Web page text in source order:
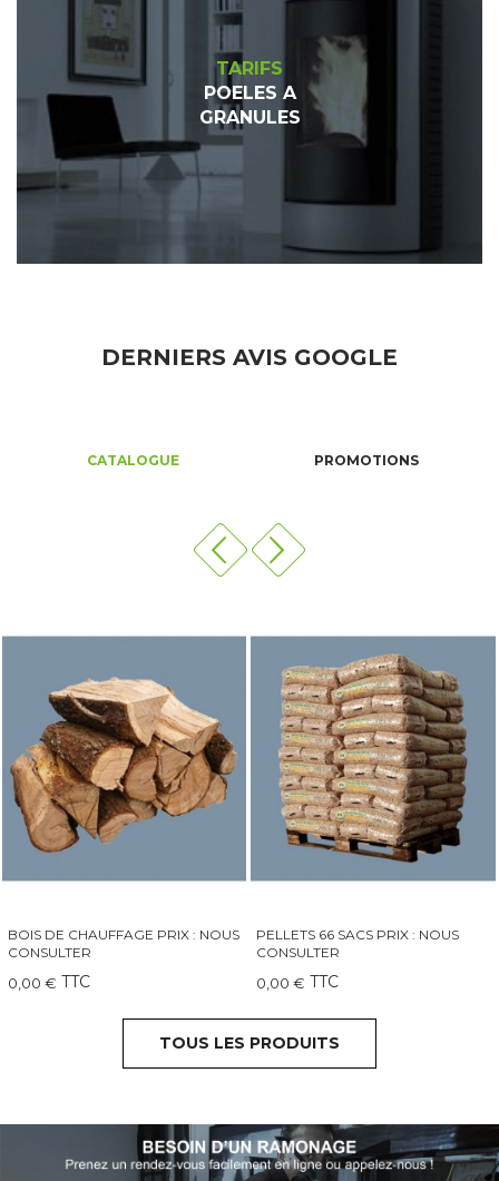
TARIFS
POELES A
GRANULES
DERNIERS AVIS GOOGLE
CATALOGUE PROMOTIONS
PELLETS 66 SACS PRIX : NOUS
CONSULTER
0,00 € TTC
QAÏTO 30 GRAND INSERT-
CHEMINÉE-POÊLE
249,00 € TTC
TOUS LES PRODUITS